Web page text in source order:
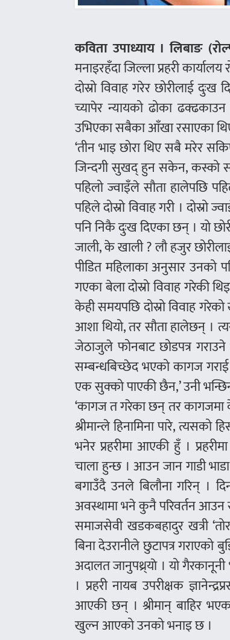
कविता उपाध्याय । लिबाङ
मनाइरहँदा जिल्ला प्रहरी
दोस्रो विवाह गरेर छोरीलाई
च्यापेर न्यायको ढोका ढक्ढकाउन
उभिएका सबैका आँखा रसाएका
‘तीन भाइ छोरा थिए सबै मरेर
जिन्दगी सुखद् हुन सकेन, कस्को
पहिलो ज्वाइँले सौता हालेपछि
पहिले दोस्रो विवाह गरी । दोस्रो
पनि निकै दुःख दिएका छन् । यो
जाली, के खाली ? लौ हजुर
पीडित महिलाका अनुसार उनको
गएका बेला दोस्रो विवाह गरेकी
केही समयपछि दोस्रो विवाह
आशा थियो, तर सौता हालेछन् ।
जेठाजुले फोनबाट छोडपत्र
सम्बन्धबिच्छेद भएको कागज
एक सुक्को पाएकी छैन,’ उनी
‘कागज त गरेका छन् तर कागजमा
श्रीमान्ले हिनामिना पारे,
भनेर प्रहरीमा आएकी हुँ ।
चाला हुन्छ । आउन जान गाडी
बगाउँदै उनले बिलौना गरिन् ।
अवस्थामा भने कुनै परिवर्तन
समाजसेवी खडकबहादुर खत्री
बिना देउरानीले छुटापत्र गराएको
अदालत जानुपथ्र्याे । यो गैरकानूनी
। प्रहरी नायब उपरीक्षक
आएकी छन् । श्रीमान् बाहिर
खुल्न आएको उनको भनाइ छ ।